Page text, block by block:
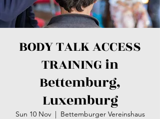
BODY TALK ACCESS
TRAINING in
Bettemburg,
Luxemburg
Sun 10 Nov
  |
Bettemburger Vereinshaus